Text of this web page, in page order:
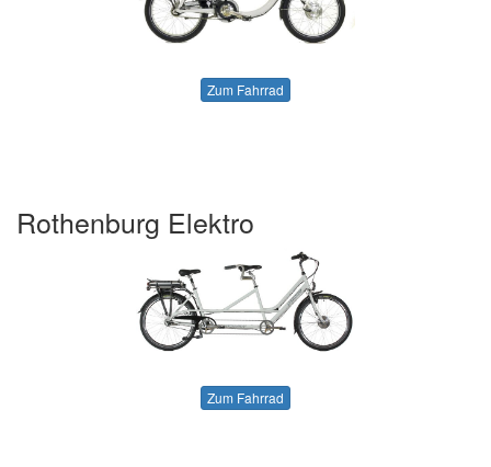
Zum Fahrrad
Rothenburg Elektro
Zum Fahrrad